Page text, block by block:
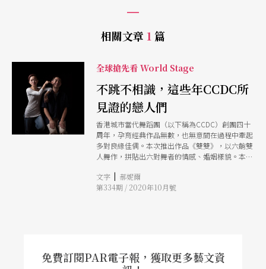
相關文章 1 篇
全球搶先看 World Stage
不跳不相識，這些年CCDC所
見證的戀人們
香港城市當代舞蹈團（以下稱為CCDC）創團四十
周年，孕育經典作品無數，也無意間在過程中牽起
多對良緣佳偶。本次推出作品《雙雙》，以六齣雙
人舞作，拼貼出六對舞者的情感、婚姻樣貌。本篇
來西亞）、張藍勻（台灣）與羅凡（湖南），聊起
婚後生活，甘苦參半，唯一不變者，是對藝術創作
文字 | 郝妮爾
第334期 / 2020年10月號
免費訂閱PAR電子報，獲取更多藝文資